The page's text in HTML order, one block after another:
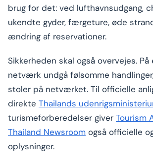
brug for det: ved lufthavnsudgang,
ukendte gyder, færgeture, øde
ændring af reservationer.
Sikkerheden skal også overvejes.
netværk undgå følsomme
stoler på netværket. Til officielle
direkte Thailands
turismeforberedelser giver Tourism
Thailand Newsroom også officielle
oplysninger.